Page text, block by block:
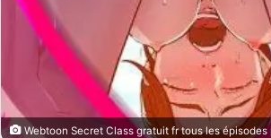
i
Webtoon Secret Class gratuit fr tous les épisodes